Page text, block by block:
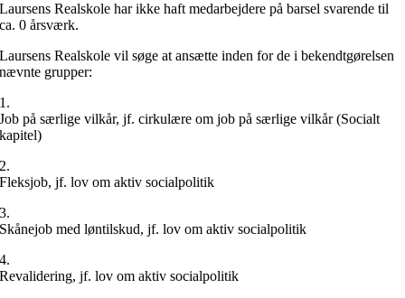
Laursens Realskole har ikke haft medarbejdere på barsel svarende til
ca. 0 årsværk.
Laursens Realskole vil søge at ansætte inden for de i bekendtgørelsen
nævnte grupper:
1.
Job på særlige vilkår, jf. cirkulære om job på særlige vilkår (Socialt
kapitel)
2.
Fleksjob, jf. lov om aktiv socialpolitik
3.
Skånejob med løntilskud, jf. lov om aktiv socialpolitik
4.
Revalidering, jf. lov om aktiv socialpolitik